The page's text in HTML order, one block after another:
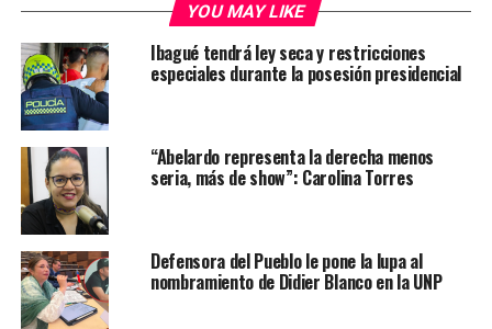
YOU MAY LIKE
Ibagué tendrá ley seca y restricciones
especiales durante la posesión presidencial
“Abelardo representa la derecha menos
seria, más de show”: Carolina Torres
Defensora del Pueblo le pone la lupa al
nombramiento de Didier Blanco en la UNP